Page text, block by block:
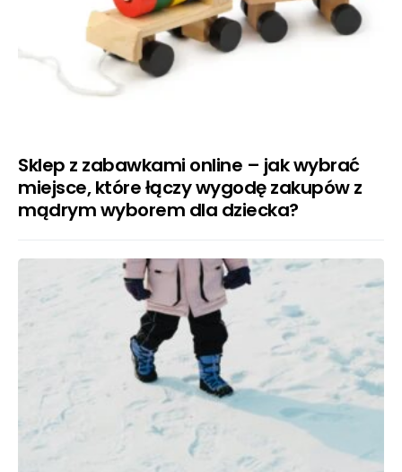
Sklep z zabawkami online – jak wybrać
miejsce, które łączy wygodę zakupów z
mądrym wyborem dla dziecka?